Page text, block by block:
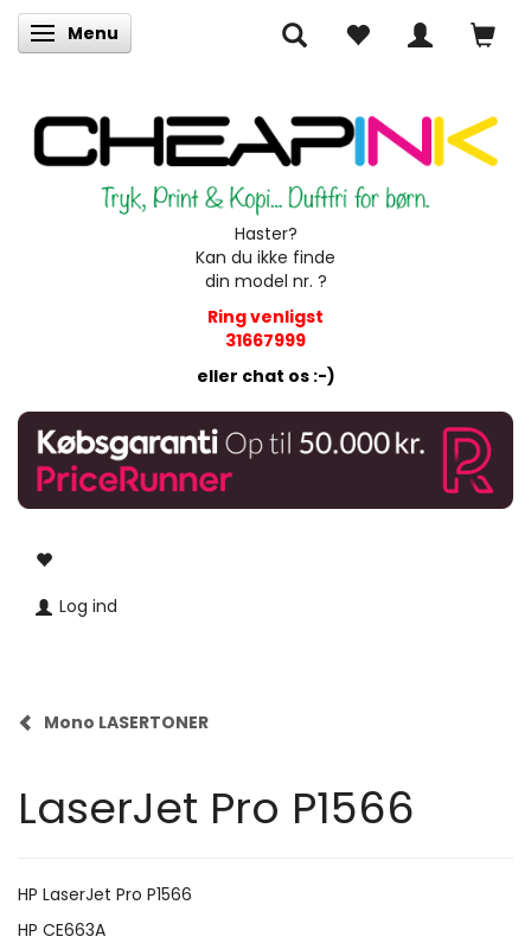
Skifte navigation
Menu
Haster?
Kan du ikke finde
din model nr. ?
Ring venligst
31667999
eller chat os :-)
Log ind
Mono LASERTONER
LaserJet Pro P1566
HP LaserJet Pro P1566
HP CE663A